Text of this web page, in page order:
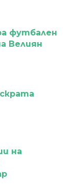
футбален
Велиян
на